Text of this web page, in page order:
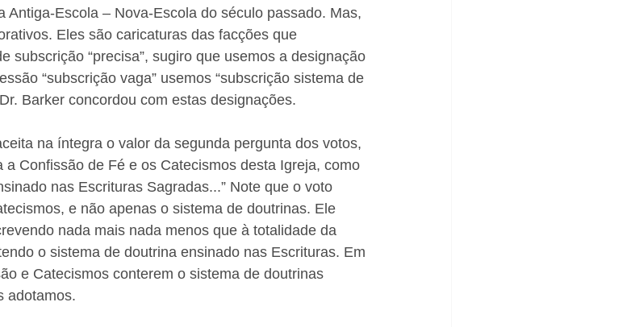
Antiga-Escola – Nova-Escola do século passado. Mas,
Eles são caricaturas das facções que
subscrição “precisa”, sugiro que usemos a designação
“subscrição vaga” usemos “subscrição sistema de
Barker concordou com estas designações.
na íntegra o valor da segunda pergunta dos votos,
a Confissão de Fé e os Catecismos desta Igreja, como
nas Escrituras Sagradas...” Note que o voto
e não apenas o sistema de doutrinas. Ele
nada mais nada menos que à totalidade da
o sistema de doutrina ensinado nas Escrituras. Em
e Catecismos conterem o sistema de doutrinas
adotamos.